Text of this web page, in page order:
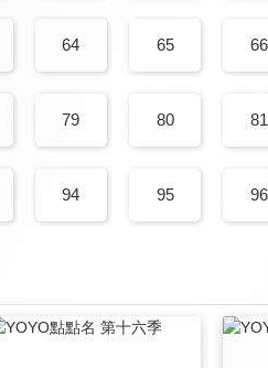
64 65 66
79 80 81
94 95 96